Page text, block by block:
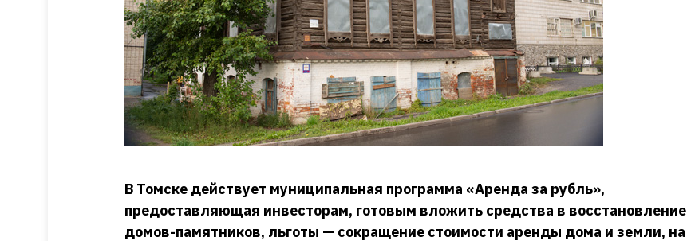
В Томске действует муниципальная программа «Аренда за рубль»,
предоставляющая инвесторам, готовым вложить средства в восстановление
домов-памятников, льготы — сокращение стоимости аренды дома и земли, на